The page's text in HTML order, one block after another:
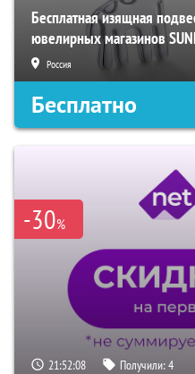
Бесплатная изящная
ювелирных магазинов
Россия
Бесплатно
-30%
21:52:06 Получили:4